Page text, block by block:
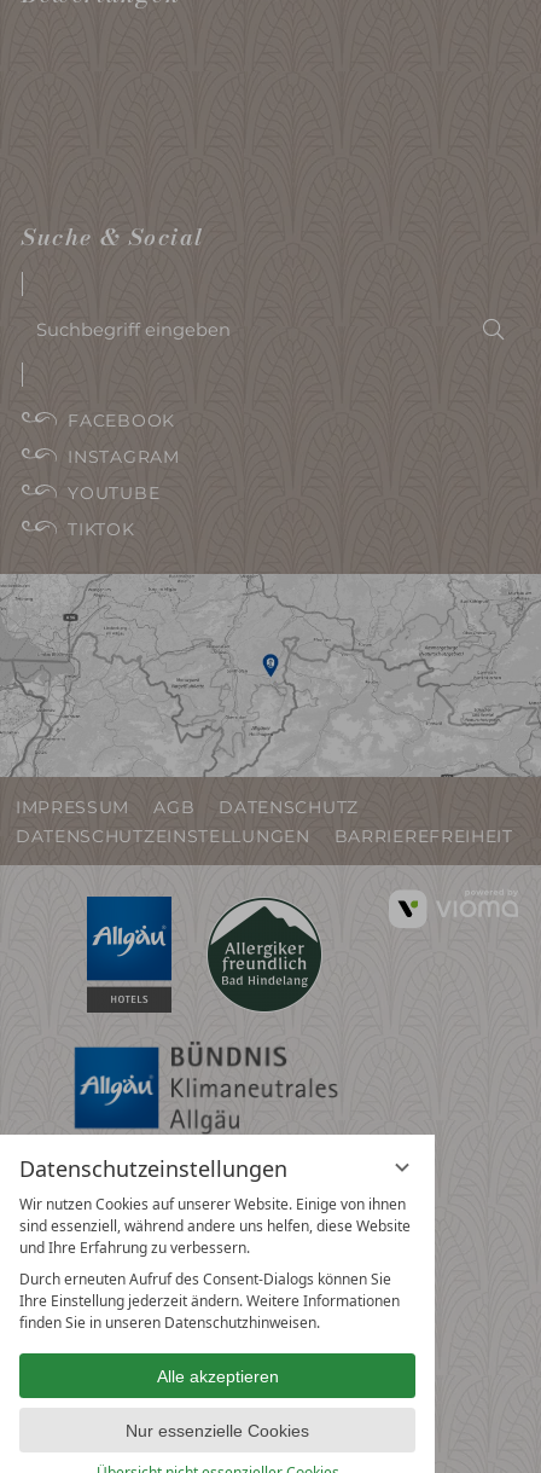
Datenschutzeinstellungen
Wir nutzen Cookies auf unserer Website. Einige von ihnen
sind essenziell, während andere uns helfen, diese Website
und Ihre Erfahrung zu verbessern.
Durch erneuten Aufruf des Consent-Dialogs können Sie
Ihre Einstellung jederzeit ändern. Weitere Informationen
finden Sie in unseren Datenschutzhinweisen.
Alle akzeptieren
Nur essenzielle Cookies
Suche & Social
eingeben
FACEBOOK
INSTAGRAM
YOUTUBE
TIKTOK
IMPRESSUM AGB
DATENSCHUTZ
DATENSCHUTZEINSTELLUNGEN
BARRIEREFREIHEIT